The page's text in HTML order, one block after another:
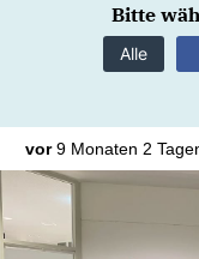
Bitte
Alle
vor9 Monaten 2